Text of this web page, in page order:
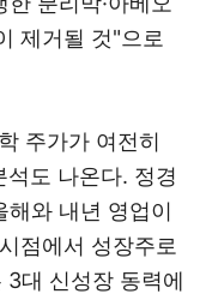
제거될 것"으로
주가가 여전히
도 나온다. 정경
해와 내년 영업이
점에서 성장주로
3대 신성장 동력에